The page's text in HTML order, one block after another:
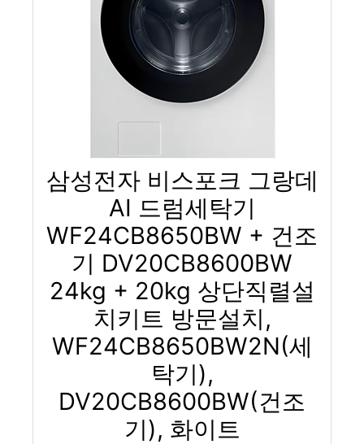
삼성전자 비스포크 그랑데
AI 드럼세탁기
WF24CB8650BW + 건조
기 DV20CB8600BW
24kg + 20kg 상단직렬설
치키트 방문설치,
WF24CB8650BW2N(세
탁기),
DV20CB8600BW(건조
기), 화이트